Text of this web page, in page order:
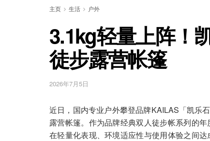
主页 生活 户外
3.1kg轻量上阵！
徒步露营帐篷
2026年7月5日
近日，国内专业户外攀登品牌KAILAS「凯
露营帐篷。作为品牌经典双人徒步帐系列的
在轻量化表现、环境适应性与使用体验之间